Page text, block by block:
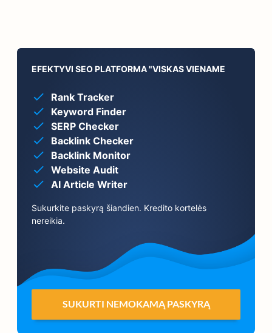
EFEKTYVI SEO PLATFORMA "VISKAS VIENAME
Rank Tracker
Keyword Finder
SERP Checker
Backlink Checker
Backlink Monitor
Website Audit
AI Article Writer
Sukurkite paskyrą šiandien. Kredito kortelės
nereikia.
SUKURTI NEMOKAMĄ PASKYRĄ